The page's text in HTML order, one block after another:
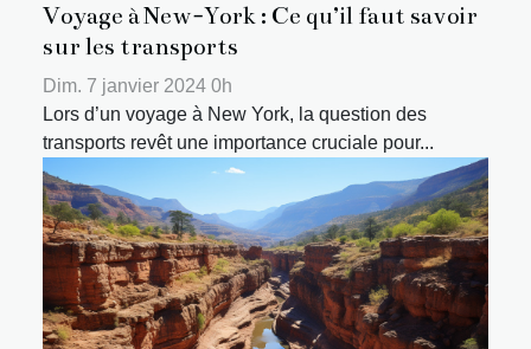
Voyage à New-York : Ce qu’il faut savoir
sur les transports
Dim. 7 janvier 2024 0h
Lors d’un voyage à New York, la question des
transports revêt une importance cruciale pour...